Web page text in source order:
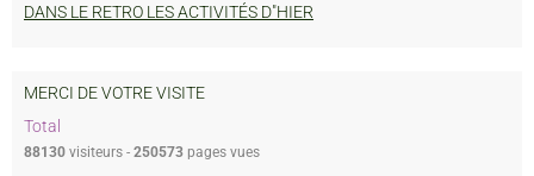
DANS LE RETRO LES ACTIVITÉS D"HIER
MERCI DE VOTRE VISITE
Total
88130 visiteurs - 250573 pages vues